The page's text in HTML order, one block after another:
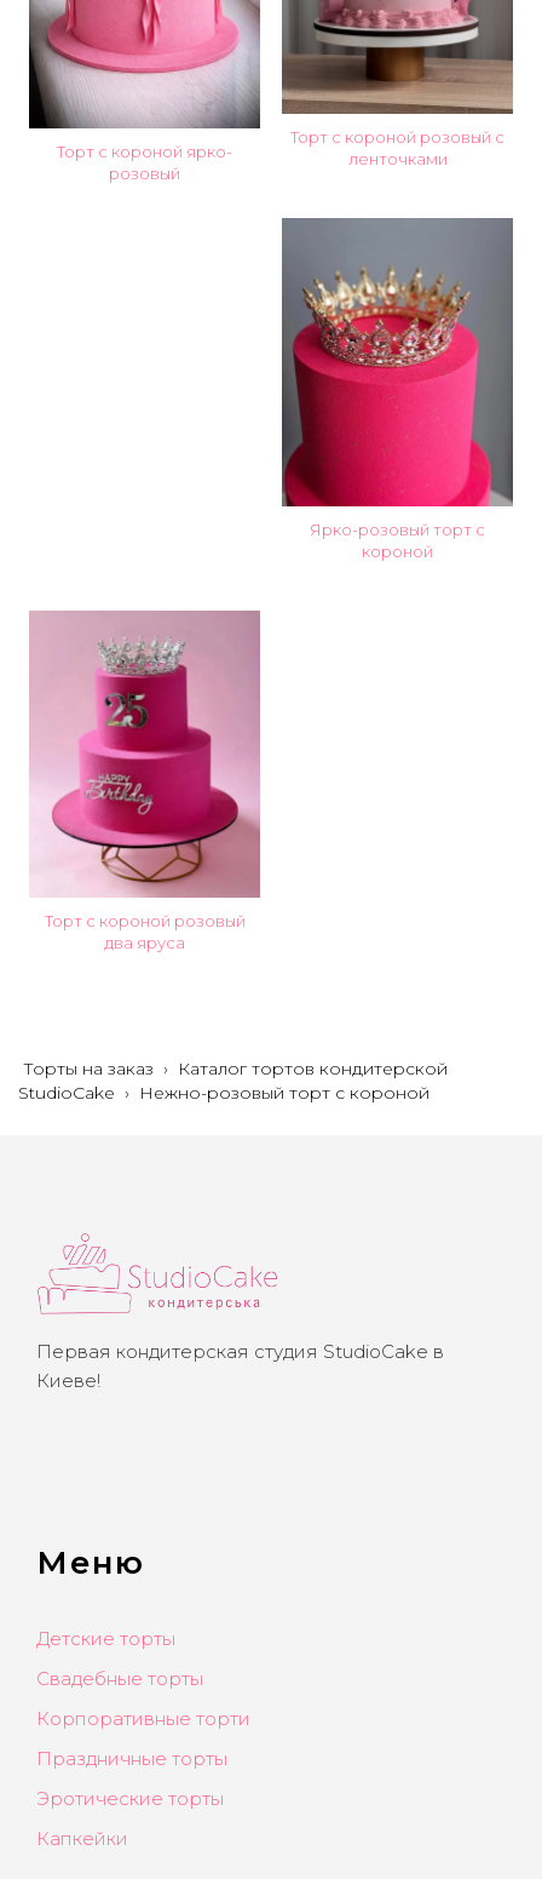
Торт с короной ярко-
розовый
Торт с короной розовый с
ленточками
Ярко-розовый торт с
короной
Торт с короной розовый
два яруса
Торты на заказ › Каталог тортов кондитерской
StudioCake › Нежно-розовый торт с короной
Первая кондитерская студия StudioCake в
Киеве!
Меню
Детские торты
Свадебные торты
Корпоративные торти
Праздничные торты
Эротические торты
Капкейки